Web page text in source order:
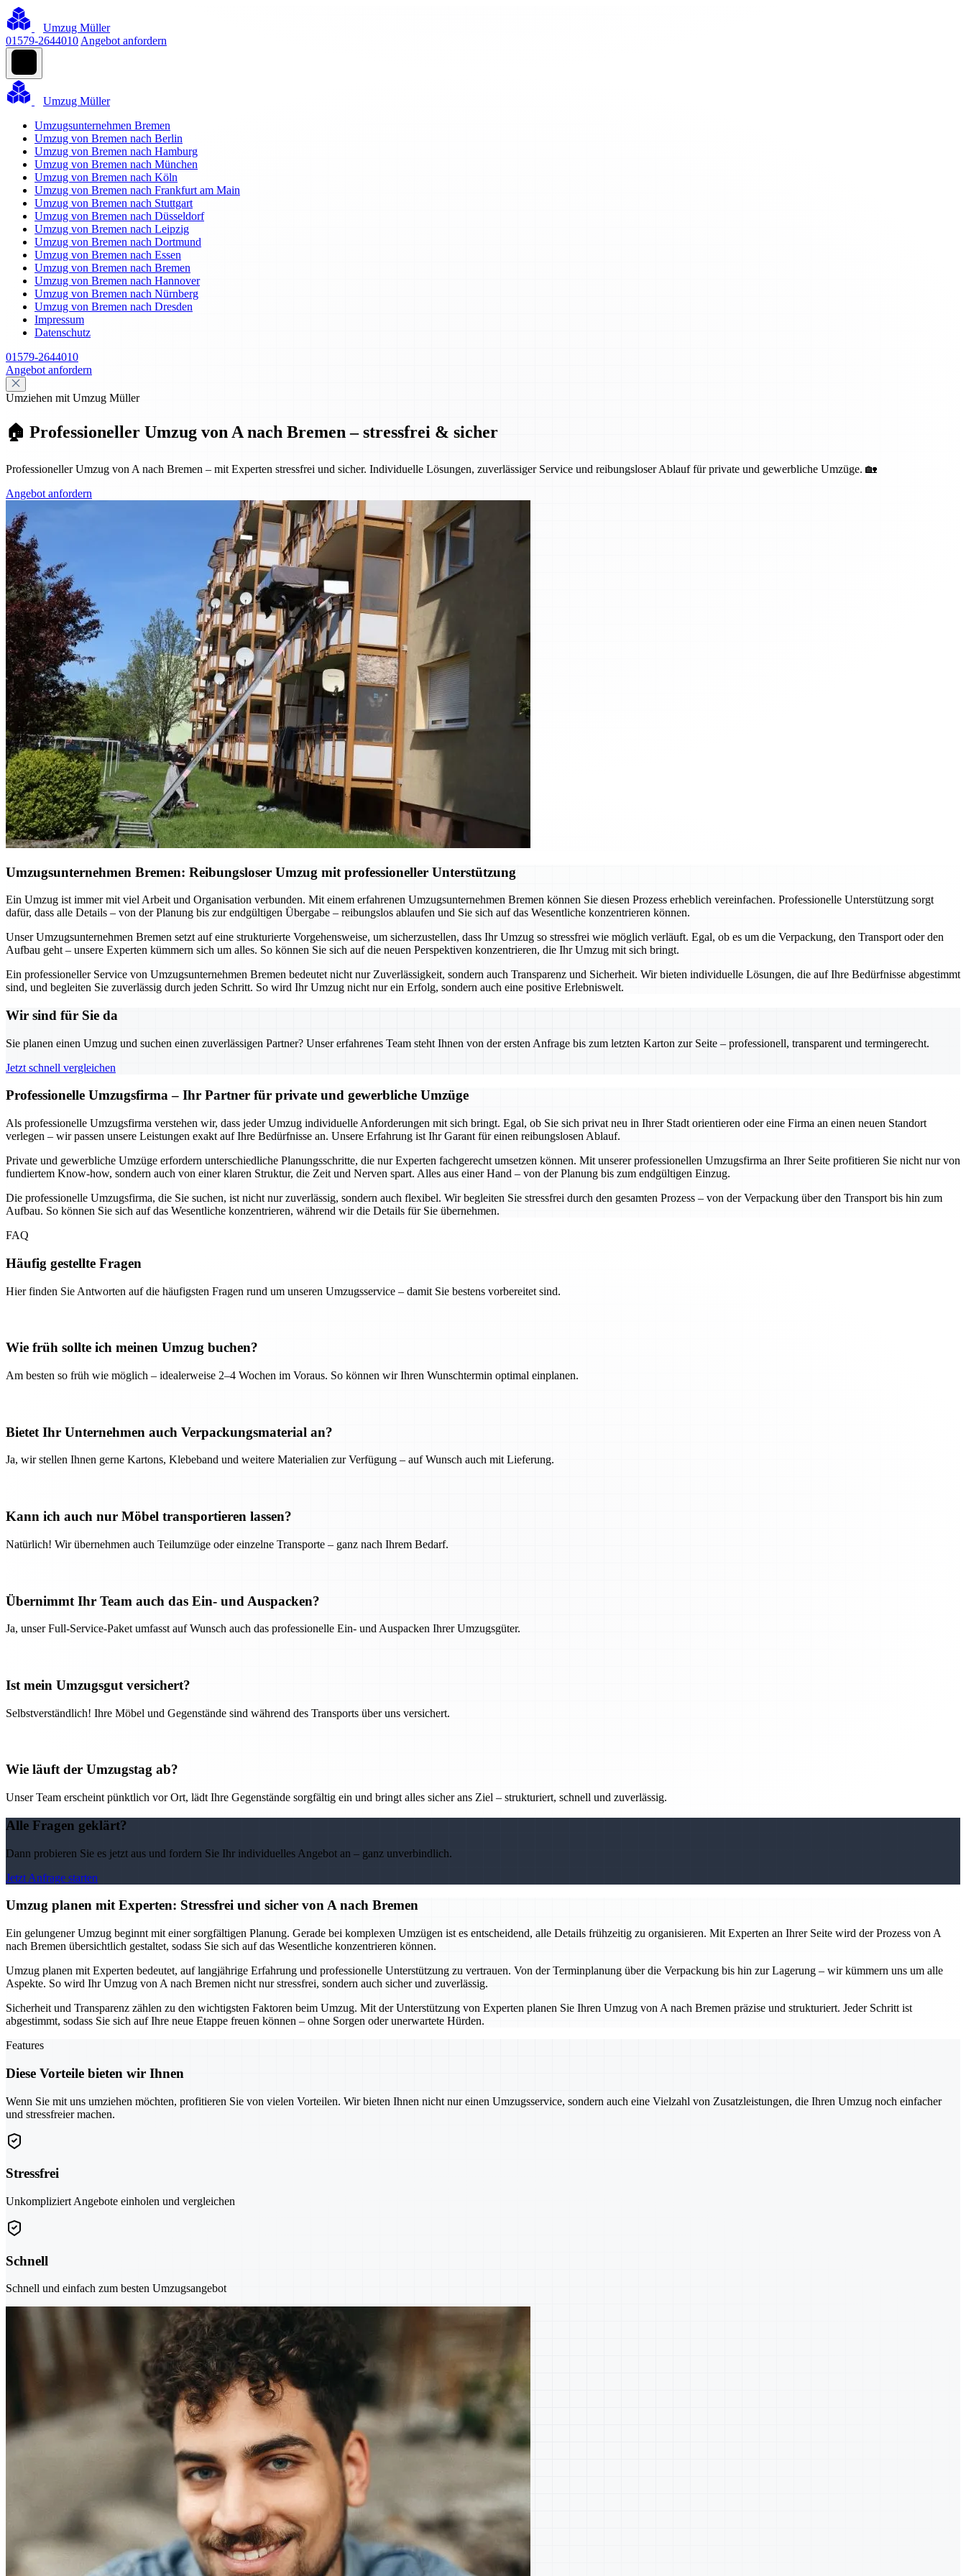
Umzug Müller
01579-2644010 Angebot anfordern
Umzug Müller
Umzugsunternehmen Bremen
Umzug von Bremen nach Berlin
Umzug von Bremen nach Hamburg
Umzug von Bremen nach München
Umzug von Bremen nach Köln
Umzug von Bremen nach Frankfurt am Main
Umzug von Bremen nach Stuttgart
Umzug von Bremen nach Düsseldorf
Umzug von Bremen nach Leipzig
Umzug von Bremen nach Dortmund
Umzug von Bremen nach Essen
Umzug von Bremen nach Bremen
Umzug von Bremen nach Hannover
Umzug von Bremen nach Nürnberg
Umzug von Bremen nach Dresden
Impressum
Datenschutz
01579-2644010
Angebot anfordern
Umziehen mit Umzug Müller
🏠 Professioneller Umzug von A nach Bremen – stressfrei & sicher
Professioneller Umzug von A nach Bremen – mit Experten stressfrei und sicher. Individuelle Lösungen, zuverlässiger Service und reibungsloser Ablauf für private und gewerbliche Umzüge. 🏡
Angebot anfordern
Umzugsunternehmen Bremen: Reibungsloser Umzug mit professioneller Unterstützung
Ein Umzug ist immer mit viel Arbeit und Organisation verbunden. Mit einem erfahrenen Umzugsunternehmen Bremen können Sie diesen Prozess erheblich vereinfachen. Professionelle Unterstützung sorgt
dafür, dass alle Details – von der Planung bis zur endgültigen Übergabe – reibungslos ablaufen und Sie sich auf das Wesentliche konzentrieren können.
Unser Umzugsunternehmen Bremen setzt auf eine strukturierte Vorgehensweise, um sicherzustellen, dass Ihr Umzug so stressfrei wie möglich verläuft. Egal, ob es um die Verpackung, den Transport oder den
Aufbau geht – unsere Experten kümmern sich um alles. So können Sie sich auf die neuen Perspektiven konzentrieren, die Ihr Umzug mit sich bringt.
Ein professioneller Service von Umzugsunternehmen Bremen bedeutet nicht nur Zuverlässigkeit, sondern auch Transparenz und Sicherheit. Wir bieten individuelle Lösungen, die auf Ihre Bedürfnisse abgestimmt
sind, und begleiten Sie zuverlässig durch jeden Schritt. So wird Ihr Umzug nicht nur ein Erfolg, sondern auch eine positive Erlebniswelt.
Wir sind für Sie da
Sie planen einen Umzug und suchen einen zuverlässigen Partner? Unser erfahrenes Team steht Ihnen von der ersten Anfrage bis zum letzten Karton zur Seite – professionell, transparent und termingerecht.
Jetzt schnell vergleichen
Professionelle Umzugsfirma – Ihr Partner für private und gewerbliche Umzüge
Als professionelle Umzugsfirma verstehen wir, dass jeder Umzug individuelle Anforderungen mit sich bringt. Egal, ob Sie sich privat neu in Ihrer Stadt orientieren oder eine Firma an einen neuen Standort
verlegen – wir passen unsere Leistungen exakt auf Ihre Bedürfnisse an. Unsere Erfahrung ist Ihr Garant für einen reibungslosen Ablauf.
Private und gewerbliche Umzüge erfordern unterschiedliche Planungsschritte, die nur Experten fachgerecht umsetzen können. Mit unserer professionellen Umzugsfirma an Ihrer Seite profitieren Sie nicht nur von
fundiertem Know-how, sondern auch von einer klaren Struktur, die Zeit und Nerven spart. Alles aus einer Hand – von der Planung bis zum endgültigen Einzug.
Die professionelle Umzugsfirma, die Sie suchen, ist nicht nur zuverlässig, sondern auch flexibel. Wir begleiten Sie stressfrei durch den gesamten Prozess – von der Verpackung über den Transport bis hin zum
Aufbau. So können Sie sich auf das Wesentliche konzentrieren, während wir die Details für Sie übernehmen.
FAQ
Häufig gestellte Fragen
Hier finden Sie Antworten auf die häufigsten Fragen rund um unseren Umzugsservice – damit Sie bestens vorbereitet sind.
Wie früh sollte ich meinen Umzug buchen?
Am besten so früh wie möglich – idealerweise 2–4 Wochen im Voraus. So können wir Ihren Wunschtermin optimal einplanen.
Bietet Ihr Unternehmen auch Verpackungsmaterial an?
Ja, wir stellen Ihnen gerne Kartons, Klebeband und weitere Materialien zur Verfügung – auf Wunsch auch mit Lieferung.
Kann ich auch nur Möbel transportieren lassen?
Natürlich! Wir übernehmen auch Teilumzüge oder einzelne Transporte – ganz nach Ihrem Bedarf.
Übernimmt Ihr Team auch das Ein- und Auspacken?
Ja, unser Full-Service-Paket umfasst auf Wunsch auch das professionelle Ein- und Auspacken Ihrer Umzugsgüter.
Ist mein Umzugsgut versichert?
Selbstverständlich! Ihre Möbel und Gegenstände sind während des Transports über uns versichert.
Wie läuft der Umzugstag ab?
Unser Team erscheint pünktlich vor Ort, lädt Ihre Gegenstände sorgfältig ein und bringt alles sicher ans Ziel – strukturiert, schnell und zuverlässig.
Alle Fragen geklärt?
Dann probieren Sie es jetzt aus und fordern Sie Ihr individuelles Angebot an – ganz unverbindlich.
Jetzt Anfrage starten
Umzug planen mit Experten: Stressfrei und sicher von A nach Bremen
Ein gelungener Umzug beginnt mit einer sorgfältigen Planung. Gerade bei komplexen Umzügen ist es entscheidend, alle Details frühzeitig zu organisieren. Mit Experten an Ihrer Seite wird der Prozess von A
nach Bremen übersichtlich gestaltet, sodass Sie sich auf das Wesentliche konzentrieren können.
Umzug planen mit Experten bedeutet, auf langjährige Erfahrung und professionelle Unterstützung zu vertrauen. Von der Terminplanung über die Verpackung bis hin zur Lagerung – wir kümmern uns um alle
Aspekte. So wird Ihr Umzug von A nach Bremen nicht nur stressfrei, sondern auch sicher und zuverlässig.
Sicherheit und Transparenz zählen zu den wichtigsten Faktoren beim Umzug. Mit der Unterstützung von Experten planen Sie Ihren Umzug von A nach Bremen präzise und strukturiert. Jeder Schritt ist
abgestimmt, sodass Sie sich auf Ihre neue Etappe freuen können – ohne Sorgen oder unerwartete Hürden.
Features
Diese Vorteile bieten wir Ihnen
Wenn Sie mit uns umziehen möchten, profitieren Sie von vielen Vorteilen. Wir bieten Ihnen nicht nur einen Umzugsservice, sondern auch eine Vielzahl von Zusatzleistungen, die Ihren Umzug noch einfacher
und stressfreier machen.
Stressfrei
Unkompliziert Angebote einholen und vergleichen
Schnell
Schnell und einfach zum besten Umzugsangebot